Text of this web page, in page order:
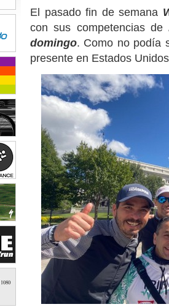
El pasado fin de semana
con sus competencias de
domingo. Como no podía
presente en Estados